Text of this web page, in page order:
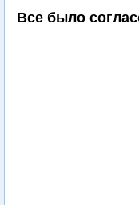
Все было